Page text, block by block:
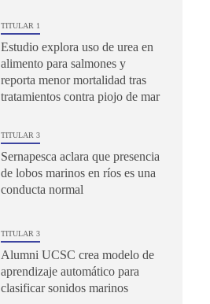
TITULAR 1
Estudio explora uso de urea en
alimento para salmones y
reporta menor mortalidad tras
tratamientos contra piojo de mar
TITULAR 3
Sernapesca aclara que presencia
de lobos marinos en ríos es una
conducta normal
TITULAR 3
Alumni UCSC crea modelo de
aprendizaje automático para
clasificar sonidos marinos